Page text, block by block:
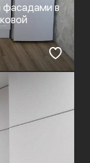
фасадами в